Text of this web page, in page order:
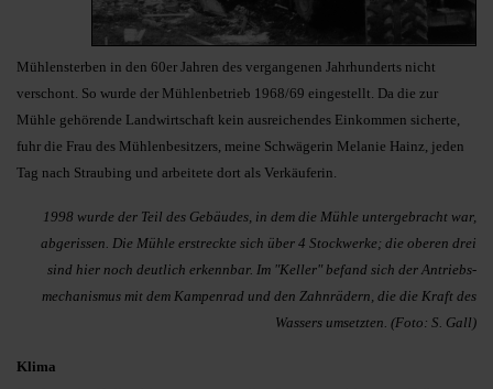
Mühlensterben in den 60er Jahren des vergangenen Jahrhunderts nicht
verschont. So wurde der Müh­len­be­trieb 1968/69 eingestellt. Da die zur
Mühle gehörende Landwirtschaft kein ausreichendes Einkommen si­cher­te,
fuhr die Frau des Müh­len­be­sitzers, meine Schwägerin Melanie Hainz, jeden
Tag nach Straubing und arbeitete dort als Verkäuferin.
1998 wurde der Teil des Gebäu­des, in dem die Mühle untergebracht war,
abgerissen. Die Mühle erstreckte sich über 4 Stockwer­ke; die oberen drei
sind hier noch deutlich erkennbar. Im "Keller" befand sich der Antriebs­
mecha­nis­mus mit dem Kampenrad und den Zahn­rädern, die die Kraft des
Wassers umsetzten. (Foto: S. Gall)
Klima